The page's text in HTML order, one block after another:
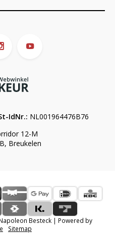
12-M
Breukelen
IdNr.: NL001964476B76
Besteck | Powered by
Sitemap